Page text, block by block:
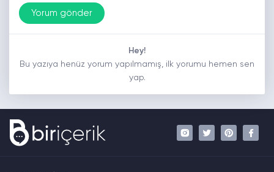
Hey!
Bu yazıya henüz yorum yapılmamış, ilk yorumu hemen sen
yap.